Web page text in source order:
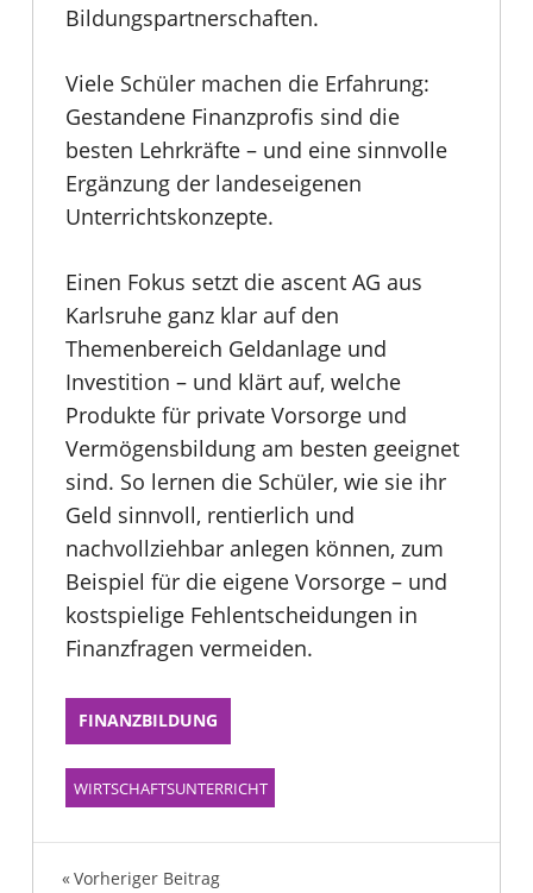
Bildungspartnerschaften.
Viele Schüler machen die Erfahrung:
Gestandene Finanzprofis sind die
besten Lehrkräfte – und eine sinnvolle
Ergänzung der landeseigenen
Unterrichtskonzepte.
Einen Fokus setzt die ascent AG aus
Karlsruhe ganz klar auf den
Themenbereich Geldanlage und
Investition – und klärt auf, welche
Produkte für private Vorsorge und
Vermögensbildung am besten geeignet
sind. So lernen die Schüler, wie sie ihr
Geld sinnvoll, rentierlich und
nachvollziehbar anlegen können, zum
Beispiel für die eigene Vorsorge – und
kostspielige Fehlentscheidungen in
Finanzfragen vermeiden.
FINANZBILDUNG
WIRTSCHAFTSUNTERRICHT
Beitragsnavigation
Vorheriger Beitrag